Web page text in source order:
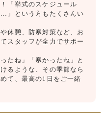
「挙式のスケジュール
」という方もたくさんい
休憩、防寒対策など、お
スタッフが全力でサポー
たね」「寒かったね」と
るような、その季節なら
て、最高の1日をご一緒